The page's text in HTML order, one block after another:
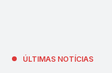
ÚLTIMAS NOTÍCIAS